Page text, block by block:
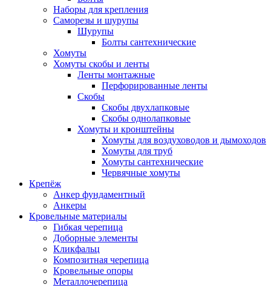
Наборы для крепления
Саморезы и шурупы
Шурупы
Болты сантехнические
Хомуты
Хомуты скобы и ленты
Ленты монтажные
Перфорированные ленты
Скобы
Скобы двухлапковые
Скобы однолапковые
Хомуты и кронштейны
Хомуты для воздуховодов и дымоходов
Хомуты для труб
Хомуты сантехнические
Червячные хомуты
Крепёж
Анкер фундаментный
Анкеры
Кровельные материалы
Гибкая черепица
Доборные элементы
Кликфальц
Композитная черепица
Кровельные опоры
Металлочерепица